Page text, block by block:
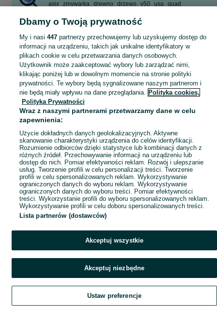
asix zmywarka drewno drzewo v50 usa quad
Skorzystaj z największego serwisu ogłoszeniowego - Dulowa i okolice! Kupuj to, czego pragniesz i sprzedawaj to, czego już nie potrzebujesz!
Mapa kategorii
Mapa miejscowości
Mapa ministron
Popularne wyszukiwania
Szukaj Obserwujesz Dodaj Czat Konto
Dbamy o Twoją prywatność
My i nasi 447partnerzy przechowujemy lub uzyskujemy dostęp do
informacji na urządzeniu, takich jak unikalne identyfikatory w
plikach cookie w celu przetwarzania danych osobowych.
Użytkownik może zaakceptować wybory lub zarządzać nimi,
klikając poniżej lub w dowolnym momencie na stronie polityki
prywatności. Te wybory będą sygnalizowane naszym partnerom i
nie będą miały wpływu na dane przeglądania. Polityka cookies,
Polityka Prywatności
Wraz z naszymi partnerami przetwarzamy dane w celu
zapewnienia:
Użycie dokładnych danych geolokalizacyjnych. Aktywne
skanowanie charakterystyki urządzenia do celów identyfikacji.
Rozumienie odbiorców dzięki statystyce lub kombinacji danych z
różnych źródeł. Przechowywanie informacji na urządzeniu lub
dostęp do nich. Pomiar efektywności reklam. Rozwój i ulepszanie
usług. Tworzenie profili w celu personalizacji treści. Tworzenie
profili w celu spersonalizowanych reklam. Wykorzystywanie
ograniczonych danych do wyboru reklam. Wykorzystywanie
ograniczonych danych do wyboru treści. Pomiar efektywności
treści. Wykorzystanie profili do wyboru spersonalizowanych reklam.
Wykorzystywanie profili w celu doboru spersonalizowanych treści.
Lista partnerów (dostawców)
Akceptuj wszystkie
Akceptuj niezbędne
Ustaw preferencje